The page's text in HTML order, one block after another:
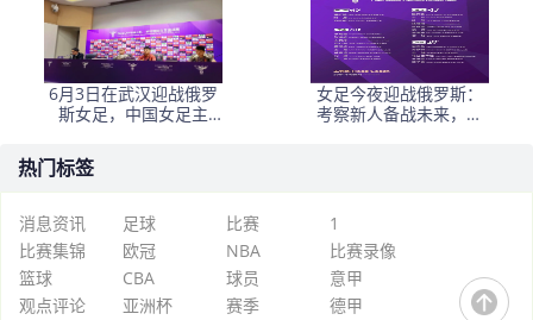
6月3日在武汉迎战俄罗
斯女足，中国女足主
女足今夜迎战俄罗斯：
考察新人备战未来，古
热门标签
消息资讯 足球 比赛
1
比赛集锦
欧冠 NBA
比赛录像
篮球
CBA 球员
意甲
观点评论
亚洲杯 赛季 德甲